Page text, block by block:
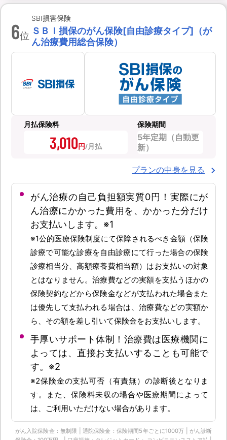
6位
SBI損害保険
ＳＢＩ損保のがん保険[自由診療タイプ]（が
ん治療費用総合保険）
月払保険料
3,010円
保険期間
5年定期（自動更
新）
プランの中身を見る
がん治療の自己負担額実質0円！実際にが
ん治療にかかった費用を、かかった分だけ
お支払いします。※1
※1公的医療保険制度にて保障されるべき金額（保険
診療で可能な診療を自由診療にて行った場合の保険
診療相当分、高額療養費相当額）はお支払いの対象
とはなりません。治療費などの実額を支払うほかの
保険契約などから保険金などが支払われた場合また
は優先して支払われる場合は、治療費などの実額か
ら、その額を差し引いて保険金をお支払いします。
手厚いサポート体制！治療費は医療機関に
よっては、直接お支払いすることも可能で
す。※2
※2保険金の支払可否（有責無）の診断後となりま
す。また、保険料未収の場合や医療期間によって
は、ご利用いただけない場合があります。
がん入院保険金：無制限 | 通院保険金：保険期間5年ごとに1000万 | がん診断